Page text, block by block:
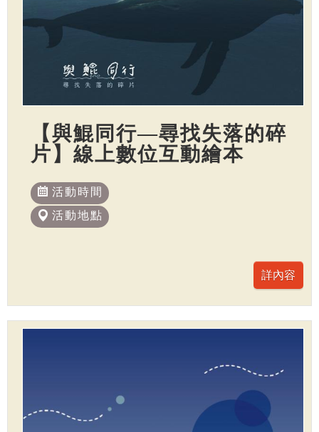
【與鯤同行—尋找失落的碎
片】線上數位互動繪本
活動時間
活動地點